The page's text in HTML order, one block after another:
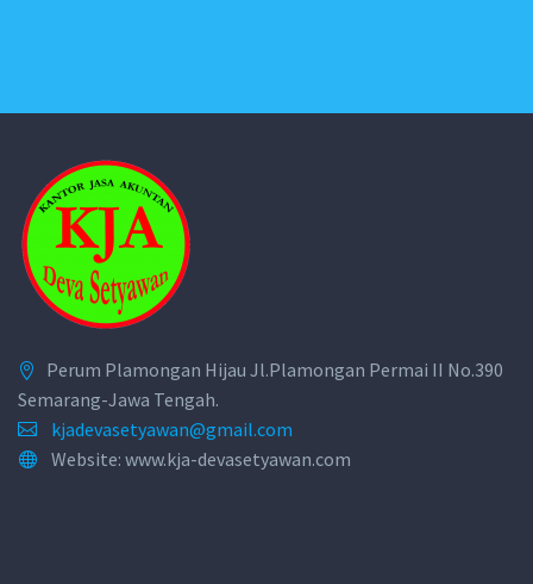
Perum Plamongan Hijau Jl.Plamongan Permai II No.390
Semarang-Jawa Tengah.
kjadevasetyawan@gmail.com
Website: www.kja-devasetyawan.com